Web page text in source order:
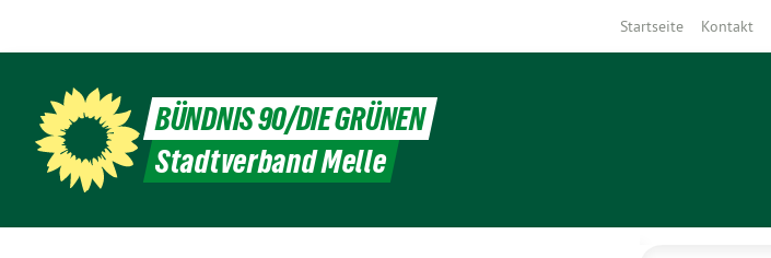
Startseite Kontakt
BÜNDNIS 90/DIE GRÜNEN
Stadtverband Melle